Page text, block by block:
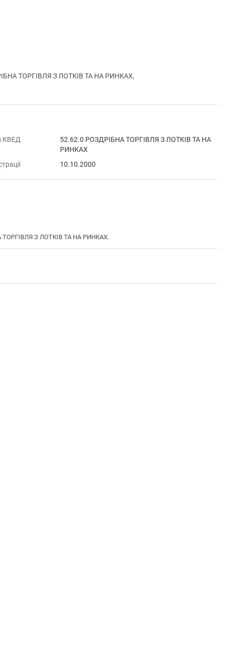
ТОРГІВЛЯ З ЛОТКІВ ТА НА РИНКАХ,
КВЕД
52.62.0 РОЗДРІБНА ТОРГІВЛЯ З ЛОТКІВ ТА НА
РИНКАХ
10.10.2000
З ЛОТКІВ ТА НА РИНКАХ.